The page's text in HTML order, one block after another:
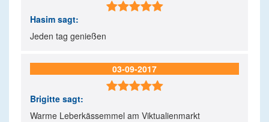

Hasim sagt:
Jeden tag genießen
03-09-2017

Brigitte sagt:
Warme Leberkässemmel am Viktualienmarkt